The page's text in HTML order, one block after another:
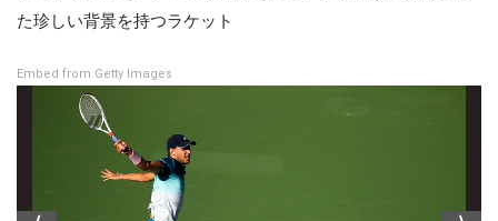
た珍しい背景を持つラケット
Embed from Getty Images